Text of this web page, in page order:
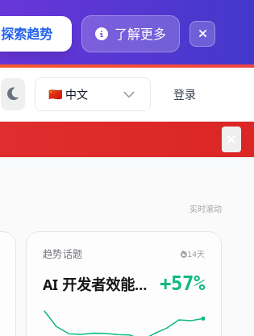
探索趋势 了解更多
🇨🇳 中文 登录
实时滚动
趋势话题 14天
AI 开发者效能工具 +57%